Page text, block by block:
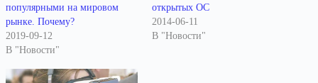
популярными на мировом
рынке. Почему?
2019-09-12
В "Новости"
открытых ОС
2014-06-11
В "Новости"